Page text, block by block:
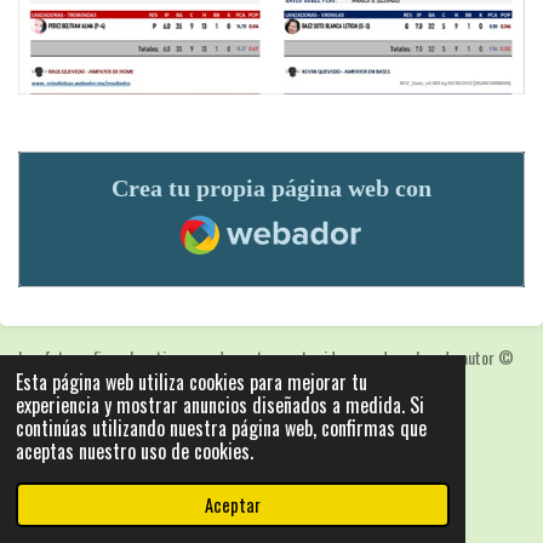
Esta página web utiliza cookies para mejorar tu
experiencia y mostrar anuncios diseñados a medida. Si
continúas utilizando nuestra página web, confirmas que
aceptas nuestro uso de cookies.
Aceptar
Crea tu propia página web con
Webador
Las fotografias y logotipos pueden estar protegidas con derechos de autor©
2025: Statics - by ISCRLopez APP_Stats_v5.103
Con la tecnología deWebador